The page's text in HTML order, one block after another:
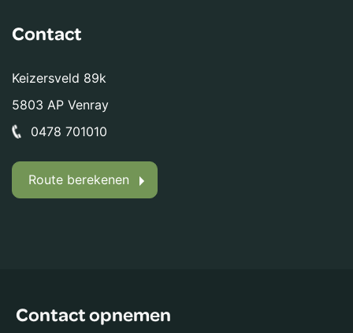
Contact
Keizersveld 89k
5803 AP Venray
0478 701010
Route berekenen
Contact opnemen